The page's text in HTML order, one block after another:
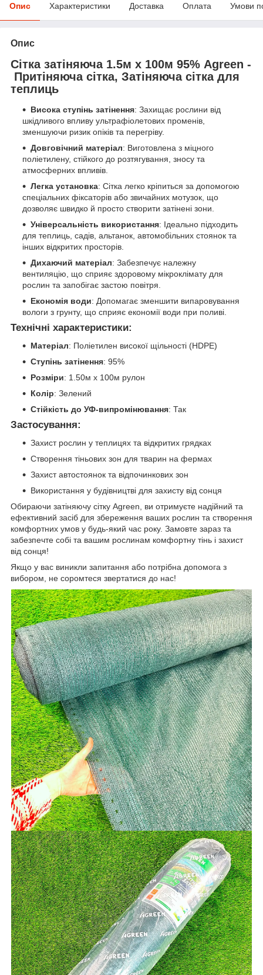
Опис Характеристики Доставка Оплата Умови
Опис
Сітка затіняюча 1.5м х 100м 95% Agreen -
Притіняюча сітка, Затіняюча сітка для
теплиць
Висока ступінь затінення: Захищає рослини від
шкідливого впливу ультрафіолетових променів,
зменшуючи ризик опіків та перегріву.
Довговічний матеріал: Виготовлена з міцного
поліетилену, стійкого до розтягування, зносу та
атмосферних впливів.
Легка установка: Сітка легко кріпиться за допомогою
спеціальних фіксаторів або звичайних мотузок, що
дозволяє швидко й просто створити затінені зони.
Універсальність використання: Ідеально підходить
для теплиць, садів, альтанок, автомобільних стоянок та
інших відкритих просторів.
Дихаючий матеріал: Забезпечує належну
вентиляцію, що сприяє здоровому мікроклімату для
рослин та запобігає застою повітря.
Економія води: Допомагає зменшити випаровування
вологи з грунту, що сприяє економії води при поливі.
Технічні характеристики:
Матеріал: Поліетилен високої щільності (HDPE)
Ступінь затінення: 95%
Розміри: 1.50м х 100м рулон
Колір: Зелений
Стійкість до УФ-випромінювання: Так
Застосування:
Захист рослин у теплицях та відкритих грядках
Створення тіньових зон для тварин на фермах
Захист автостоянок та відпочинкових зон
Використання у будівництві для захисту від сонця
Обираючи затіняючу сітку Agreen, ви отримуєте надійний та
ефективний засіб для збереження ваших рослин та створення
комфортних умов у будь-який час року. Замовте зараз та
забезпечте собі та вашим рослинам комфортну тінь і захист
від сонця!
Якщо у вас виникли запитання або потрібна допомога з
вибором, не соромтеся звертатися до нас!